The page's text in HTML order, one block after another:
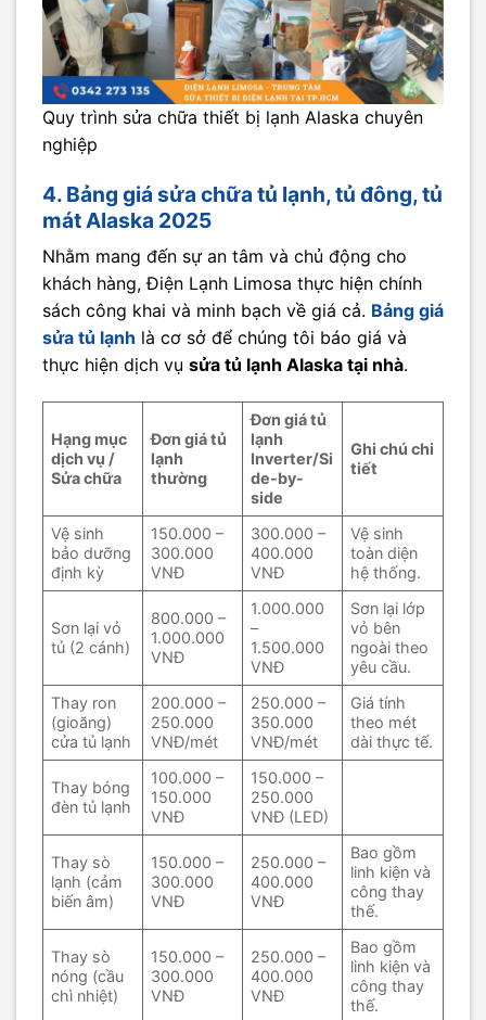
Quy trình sửa chữa thiết bị lạnh Alaska chuyên
nghiệp
4. Bảng giá sửa chữa tủ lạnh, tủ đông, tủ
mát Alaska 2025
Nhằm mang đến sự an tâm và chủ động cho
khách hàng, Điện Lạnh Limosa thực hiện chính
sách công khai và minh bạch về giá cả. Bảng giá
sửa tủ lạnh là cơ sở để chúng tôi báo giá và
thực hiện dịch vụ sửa tủ lạnh Alaska tại nhà.
Hạng mục
dịch vụ /
Sửa chữa
Đơn giá tủ
lạnh
thường
Đơn giá tủ
lạnh
Inverter/Si
de-by-
side
Ghi chú chi
tiết
Vệ sinh
bảo dưỡng
định kỳ
150.000 –
300.000
VNĐ
300.000 –
400.000
VNĐ
Vệ sinh
toàn diện
hệ thống.
Sơn lại vỏ
tủ (2 cánh)
800.000 –
1.000.000
VNĐ
1.000.000
–
1.500.000
VNĐ
Sơn lại lớp
vỏ bên
ngoài theo
yêu cầu.
Thay ron
(gioăng)
cửa tủ lạnh
200.000 –
250.000
VNĐ/mét
250.000 –
350.000
VNĐ/mét
Giá tính
theo mét
dài thực tế.
Thay bóng
đèn tủ lạnh
100.000 –
150.000
VNĐ
150.000 –
250.000
VNĐ (LED)
Thay sò
lạnh (cảm
biến âm)
150.000 –
300.000
VNĐ
250.000 –
400.000
VNĐ
Bao gồm
linh kiện và
công thay
thế.
Thay sò
nóng (cầu
chì nhiệt)
150.000 –
300.000
VNĐ
250.000 –
400.000
VNĐ
Bao gồm
linh kiện và
công thay
thế.